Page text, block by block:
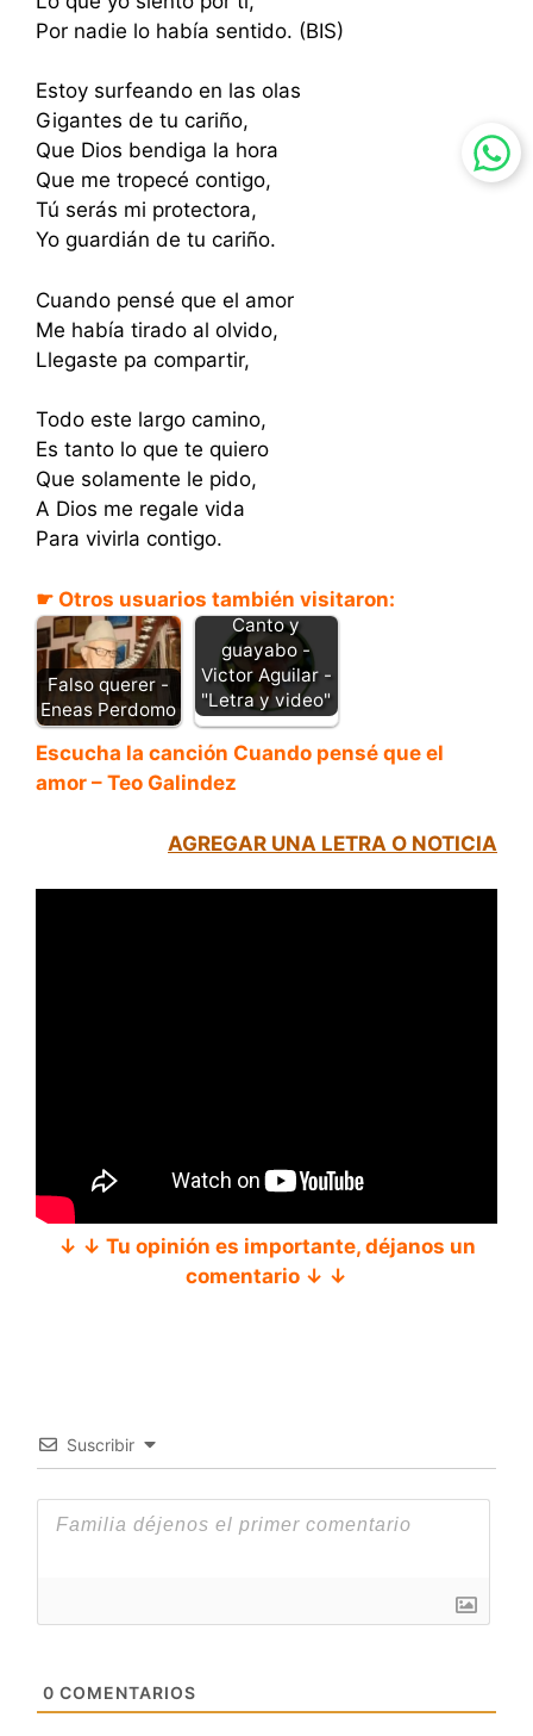
Por nadie lo había sentido. (BIS)
Estoy surfeando en las olas
Gigantes de tu cariño,
Que Dios bendiga la hora
Que me tropecé contigo,
Tú serás mi protectora,
Yo guardián de tu cariño.
Cuando pensé que el amor
Me había tirado al olvido,
Llegaste pa compartir,
Todo este largo camino,
Es tanto lo que te quiero
Que solamente le pido,
A Dios me regale vida
Para vivirla contigo.
☛ Otros usuarios también visitaron:
Falso querer -
Eneas Perdomo
Canto y
guayabo -
Victor Aguilar -
"Letra y video"
Escucha la canción Cuando pensé que el
amor – Teo Galindez
AGREGAR UNA LETRA O NOTICIA
↓ ↓ Tu opinión es importante, déjanos un
comentario ↓ ↓
Suscribir
0 COMENTARIOS